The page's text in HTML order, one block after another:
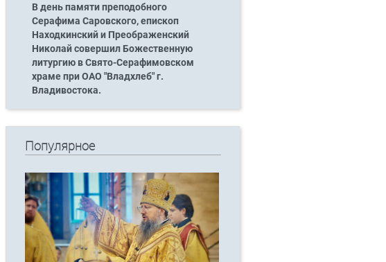
В день памяти преподобного
Серафима Саровского, епископ
Находкинский и Преображенский
Николай совершил Божественную
литургию в Свято-Серафимовском
храме при ОАО "Владхлеб" г.
Владивостока.
Популярное